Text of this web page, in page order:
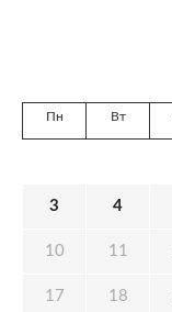
Пн Вт
3 4
10 11
17 18